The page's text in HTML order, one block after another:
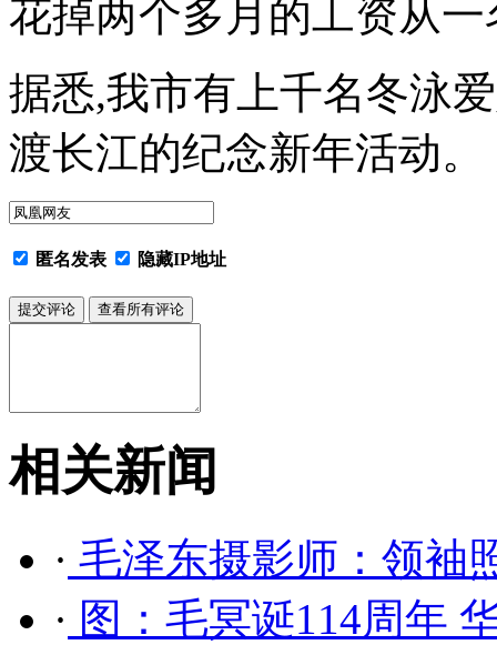
花掉两个多月的工资从
据悉,我市有上千名冬泳
渡长江的纪念新年活动。
匿名发表 隐藏IP地址
相关新闻
· 毛泽东摄影师：领袖
· 图：毛冥诞114周年